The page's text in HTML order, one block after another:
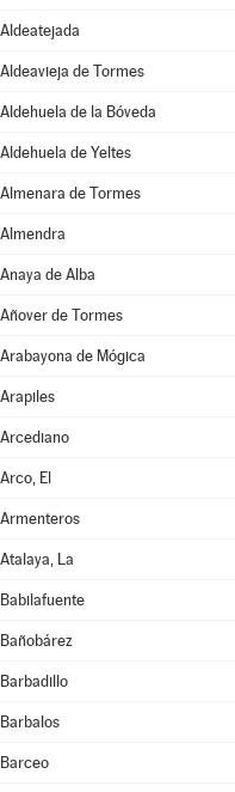
Aldeatejada
Aldeavieja de Tormes
Aldehuela de la Bóveda
Aldehuela de Yeltes
Almenara de Tormes
Almendra
Anaya de Alba
Añover de Tormes
Arabayona de Mógica
Arapiles
Arcediano
Arco, El
Armenteros
Atalaya, La
Babilafuente
Bañobárez
Barbadillo
Barbalos
Barceo